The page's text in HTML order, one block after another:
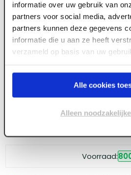
informatie over uw gebruik van
partners voor social media,
partners kunnen deze gegevens
informatie die u aan ze heeft
verzameld op basis van uw
Alle cookies
Alleen
Meld je aan of maak een
te krijgen tot de prijzen.
Log in voor
Wil je de scherpste prijs? Meld je
Voorraad: